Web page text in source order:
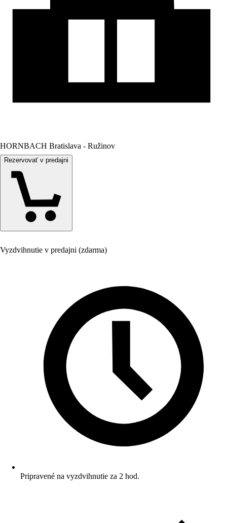
HORNBACH Bratislava - Ružinov
Rezervovať v predajni
Vyzdvihnutie v predajni (zdarma)
Pripravené na vyzdvihnutie za 2 hod.